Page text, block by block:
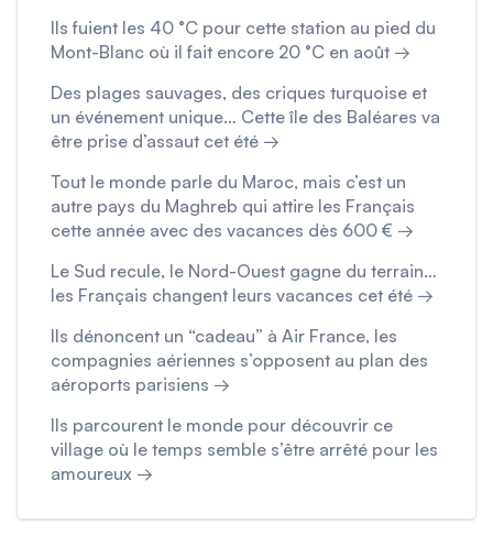
Ils fuient les 40 °C pour cette station au pied du
Mont-Blanc où il fait encore 20 °C en août →
Des plages sauvages, des criques turquoise et
un événement unique… Cette île des Baléares va
être prise d’assaut cet été →
Tout le monde parle du Maroc, mais c’est un
autre pays du Maghreb qui attire les Français
cette année avec des vacances dès 600 € →
Le Sud recule, le Nord-Ouest gagne du terrain…
les Français changent leurs vacances cet été →
Ils dénoncent un “cadeau” à Air France, les
compagnies aériennes s’opposent au plan des
aéroports parisiens →
Ils parcourent le monde pour découvrir ce
village où le temps semble s’être arrêté pour les
amoureux →